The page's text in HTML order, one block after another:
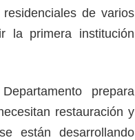
de varios
la primera institución
prepara
restauración y
están desarrollando